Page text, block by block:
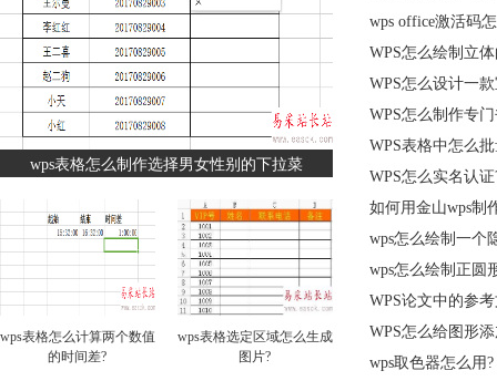
wps表格怎么制作选择男女性别的下拉菜
wps表格怎么计算两个数值
的时间差?
wps表格选定区域怎么生成
图片?
wps office激活码
WPS怎么绘制立
WPS怎么设计一
WPS怎么制作专
WPS表格中怎么
WPS怎么实名认
如何用金山wps制
wps怎么绘制一个
wps怎么绘制正圆
WPS论文中的参
WPS怎么给图形
wps取色器怎么用